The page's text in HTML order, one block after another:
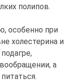
полипов.
особенно при
холестерина и
а